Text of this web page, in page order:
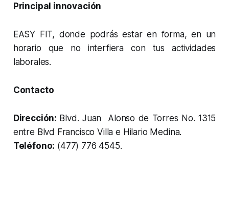
Principal innovación
EASY FIT, donde podrás estar en forma, en un
horario que no interfiera con tus actividades
laborales.
Contacto
Dirección: Blvd. Juan Alonso de Torres No. 1315
entre Blvd Francisco Villa e Hilario Medina.
Teléfono: (477) 776 4545.